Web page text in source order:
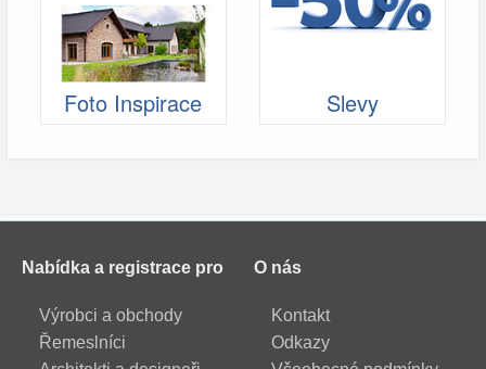
Foto Inspirace Slevy
Nabídka a registrace pro
Výrobci a obchody
Řemeslníci
O nás
Kontakt
Odkazy